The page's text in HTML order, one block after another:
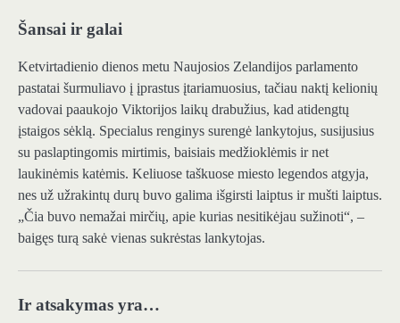
Šansai ir galai
Ketvirtadienio dienos metu Naujosios Zelandijos parlamento
pastatai šurmuliavo į įprastus įtariamuosius, tačiau naktį kelionių
vadovai paaukojo Viktorijos laikų drabužius, kad atidengtų
įstaigos sėklą. Specialus renginys surengė lankytojus, susijusius
su paslaptingomis mirtimis, baisiais medžioklėmis ir net
laukinėmis katėmis. Keliuose taškuose miesto legendos atgyja,
nes už užrakintų durų buvo galima išgirsti laiptus ir mušti laiptus.
„Čia buvo nemažai mirčių, apie kurias nesitikėjau sužinoti“, –
baigęs turą sakė vienas sukrėstas lankytojas.
Ir atsakymas yra…